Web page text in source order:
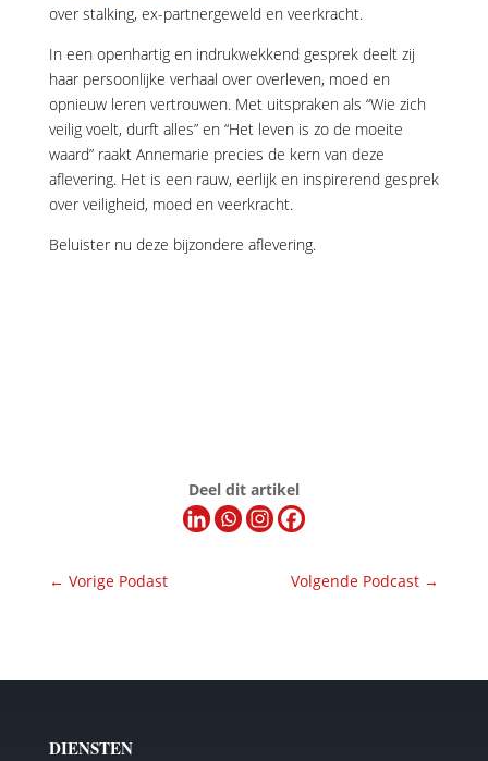
over stalking, ex-partnergeweld en veerkracht.
In een openhartig en indrukwekkend gesprek deelt zij
haar persoonlijke verhaal over overleven, moed en
opnieuw leren vertrouwen. Met uitspraken als “Wie zich
veilig voelt, durft alles” en “Het leven is zo de moeite
waard” raakt Annemarie precies de kern van deze
aflevering. Het is een rauw, eerlijk en inspirerend gesprek
over veiligheid, moed en veerkracht.
Beluister nu deze bijzondere aflevering.
Deel dit artikel
← Vorige Podast Volgende Podcast →
DIENSTEN